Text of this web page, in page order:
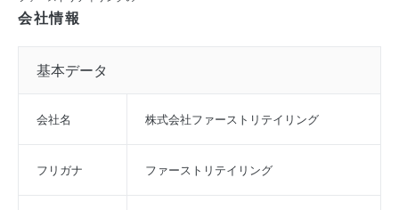
会社情報
基本データ
会社名 株式会社ファーストリテイリング
フリガナ ファーストリテイリング